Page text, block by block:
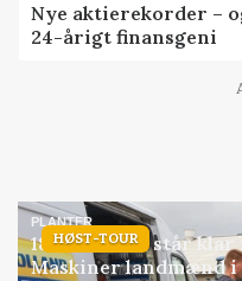
Nye aktierekorder –
24-årigt finansgeni
HØST-TOUR
PLANTER
18 montører står klar
Maskiner landmænd i